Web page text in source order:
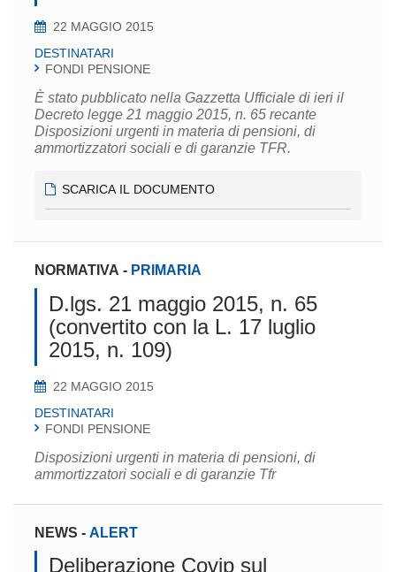
22 MAGGIO 2015
DESTINATARI
FONDI PENSIONE
È stato pubblicato nella Gazzetta Ufficiale di ieri il
Decreto legge 21 maggio 2015, n. 65 recante
Disposizioni urgenti in materia di pensioni, di
ammortizzatori sociali e di garanzie TFR.
SCARICA IL DOCUMENTO
NORMATIVA - PRIMARIA
D.lgs. 21 maggio 2015, n. 65
(convertito con la L. 17 luglio
2015, n. 109)
22 MAGGIO 2015
DESTINATARI
FONDI PENSIONE
Disposizioni urgenti in materia di pensioni, di
ammortizzatori sociali e di garanzie Tfr
NEWS - ALERT
Deliberazione Covip sul